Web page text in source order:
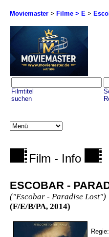
Moviemaster > Filme > E >
Filmtitel
suchen
Film - Info
ESCOBAR -
("Escobar - Paradise Lost")
(F/E/B/PA, 2014)
Regie: